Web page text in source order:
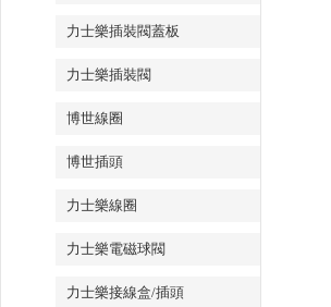
力士樂插裝閥蓋板
力士樂插裝閥
博世線圈
博世插頭
力士樂線圈
力士樂電磁球閥
力士樂接線盒/插頭